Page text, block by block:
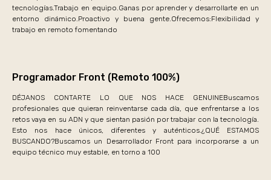
tecnologías.Trabajo en equipo.Ganas por aprender y desarrollarte en un
entorno dinámico.Proactivo y buena gente.Ofrecemos:Flexibilidad y
trabajo en remoto fomentando
Programador Front (Remoto 100%)
DÉJANOS CONTARTE LO QUE NOS HACE GENUINEBuscamos
profesionales que quieran reinventarse cada día, que enfrentarse a los
retos vaya en su ADN y que sientan pasión por trabajar con la tecnología.
Esto nos hace únicos, diferentes y auténticos.¿QUÉ ESTAMOS
BUSCANDO?Buscamos un Desarrollador Front para incorporarse a un
equipo técnico muy estable, en torno a 100